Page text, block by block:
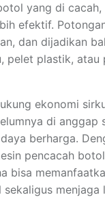
yang di
efektif.
dan dijadikan
pelet plastik, atau
ekonomi
di anggap
berharga.
pencacah
bisa
sekaligus menjaga